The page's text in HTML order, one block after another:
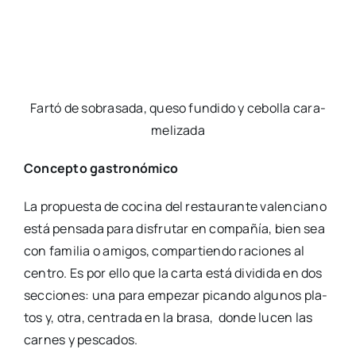
Far­tó de sobra­sa­da, que­so fun­di­do y cebo­lla cara­
me­li­za­da
Con­cep­to gas­tro­nó­mi­co
La pro­pues­ta de coci­na del res­tau­ran­te valen­ciano
está pen­sa­da para dis­fru­tar en com­pa­ñía, bien sea
con fami­lia o ami­gos, com­par­tien­do racio­nes al
cen­tro. Es por ello que la car­ta está divi­di­da en dos
sec­cio­nes: una para empe­zar pican­do algu­nos pla­
tos y, otra, cen­tra­da en la bra­sa, don­de lucen las
car­nes y pes­ca­dos.